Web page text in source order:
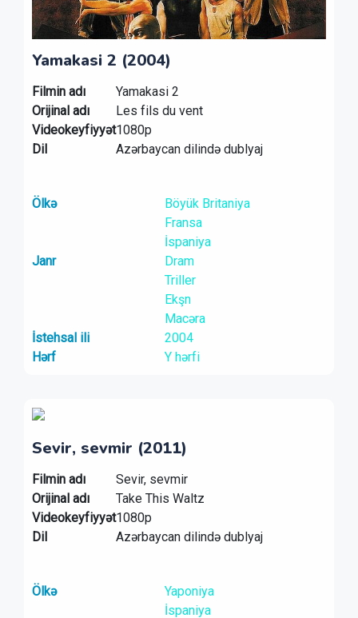
Yamakasi 2 (2004)
Filmin adı
Yamakasi 2
Orijinal adı
Les fils du vent
Videokeyfiyyət1080p
Dil
Azərbaycan dilində dublyaj
Ölkə
Böyük Britaniya
Fransa
İspaniya
Janr
Dram
Triller
Ekşn
Macəra
İstehsal ili
2004
Hərf
Y hərfi
Sevir, sevmir (2011)
Filmin adı
Sevir, sevmir
Orijinal adı
Take This Waltz
Videokeyfiyyət1080p
Dil
Azərbaycan dilində dublyaj
Ölkə
Yaponiya
İspaniya